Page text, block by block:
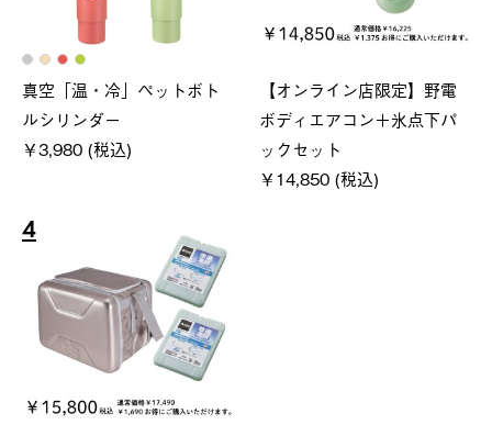
真空「温・冷」ペットボト
ルシリンダー
￥3,980 (税込)
【オンライン店限定】野電
ボディエアコン＋氷点下パ
ックセット
￥14,850 (税込)
4